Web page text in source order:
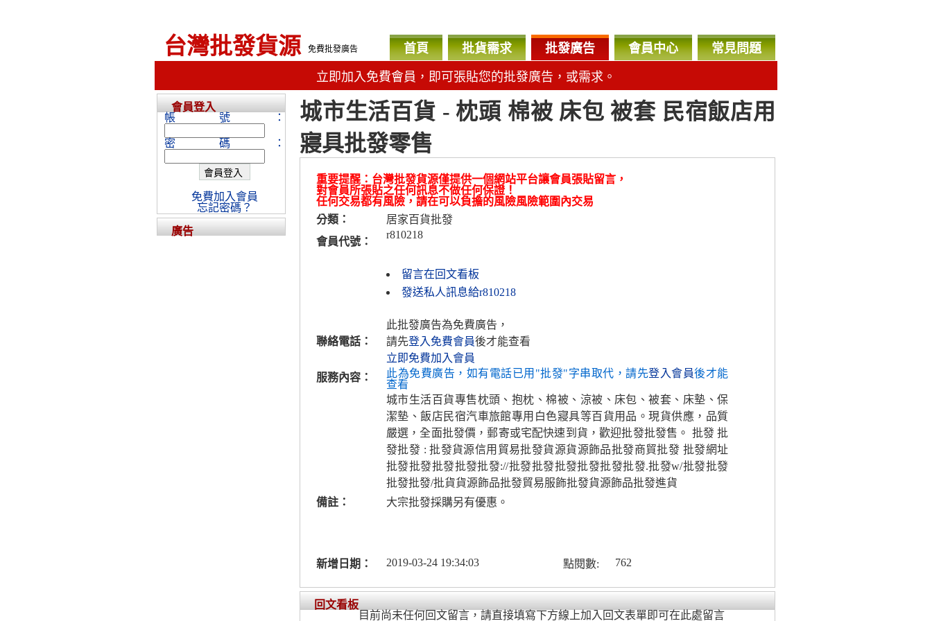
台灣批發貨源 免費批發廣告 首頁 批貨需求 批發廣告 會員中心 常見問題
立即加入免費會員，即可張貼您的批發廣告，或需求。
城市生活百貨 - 枕頭 棉被 床包 被套 民宿飯店用
寢具批發零售
重要提醒：台灣批發貨源僅提供一個網站平台讓會員張貼留言，
對會員所張貼之任何訊息不做任何保證！
任何交易都有風險，請在可以負擔的風險風險範圍內交易
分類：
居家百貨批發
會員代號：
r810218
留言在回文看板
發送私人訊息給r810218
聯絡電話：
此批發廣告為免費廣告，
請先登入免費會員後才能查看
立即免費加入會員
服務內容：
此為免費廣告，如有電話已用"批發"字串取代，請先登入會員後才能
查看
城市生活百貨專售枕頭、抱枕、棉被、涼被、床包、被套、床墊、保
潔墊、飯店民宿汽車旅館專用白色寢具等百貨用品。現貨供應，品質
嚴選，全面批發價，郵寄或宅配快速到貨，歡迎批發批發售。 批發 批
發批發 : 批發貨源信用貿易批發貨源貨源飾品批發商貿批發 批發網址
批發批發批發批發批發://批發批發批發批發批發批發.批發w/批發批發
批發批發/批貨貨源飾品批發貿易服飾批發貨源飾品批發進貨
備註：
大宗批發採購另有優惠。
新增日期： 2019-03-24 19:34:03 點閱數: 762
回文看板
目前尚未任何回文留言，請直接填寫下方線上加入回文表單即可在此處留言
會員登入
帳號：
密碼：
免費加入會員
忘記密碼？
廣告